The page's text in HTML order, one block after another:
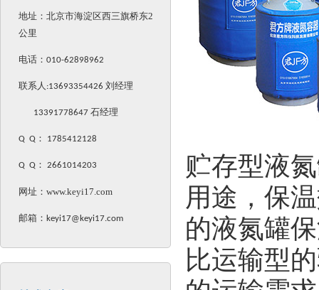
地址：北京市海淀区西三旗桥东2
公里
电话： 010-62898962
联系人:13693354426 刘经理
13391778647 石经理
Q Q ： 1785412128
Q Q ： 2661014203
网址： www.keyi17.com
邮箱： keyi17@keyi17.com
贮存型液
用途，保
的液氮罐
比运输型